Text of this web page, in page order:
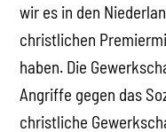
wir es in den
christlichen
haben. Die
Angriffe gegen das
christliche